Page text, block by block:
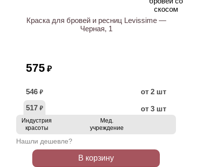
Краска для бровей и ресниц Levissime —
Черная, 1
575 ₽
546 ₽
от 2 шт
517 ₽ от 3 шт
Индустрия
красоты
Мед.
учреждение
Нашли дешевле?
В корзину